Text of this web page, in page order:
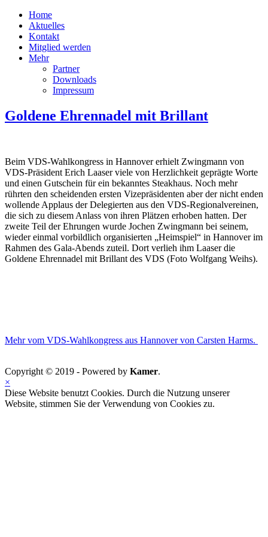
Home
Aktuelles
Kontakt
Mitglied werden
Mehr
Partner
Downloads
Impressum
Goldene Ehrennadel mit Brillant
Beim VDS-Wahlkongress in Hannover erhielt Zwingmann von
VDS-Präsident Erich Laaser viele von Herzlichkeit geprägte Worte
und einen Gutschein für ein bekanntes Steakhaus. Noch mehr
rührten den scheidenden ersten Vizepräsidenten aber der nicht enden
wollende Applaus der Delegierten aus den VDS-Regionalvereinen,
die sich zu diesem Anlass von ihren Plätzen erhoben hatten. Der
zweite Teil der Ehrungen wurde Jochen Zwingmann bei seinem,
wieder einmal vorbildlich organisierten „Heimspiel“ in Hannover im
Rahmen des Gala-Abends zuteil. Dort verlieh ihm Laaser die
Goldene Ehrennadel mit Brillant des VDS (Foto Wolfgang Weihs).
Mehr vom VDS-Wahlkongress aus Hannover von Carsten Harms.
Copyright © 2019 - Powered by Kamer.
×
Diese Website benutzt Cookies. Durch die Nutzung unserer
Website, stimmen Sie der Verwendung von Cookies zu.